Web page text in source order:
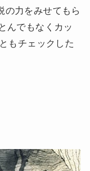
の力をみせてもら
んでもなくカッ
もチェックした